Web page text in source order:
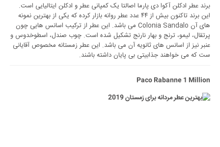
برند عطر ادکلن آکوا دی پارما اصالتا یک کمپانی عطر و ادکلن ایتالیایی است.
این برند تاکنون بیش از ۴۴ عدد عطر روانه بازار کرده که یکی از بهترین نمونه
های آن Colonia Sandalo می باشد. این عطر از ترکیب اسانس هایی چون
پرتقال، لیمو، ترنج و بهار نارنج تشکیل شده است. چوب صندل، اسطوخدوس و
عنبر نیز از اسانس های ثانویه آن می باشد. این عطر زمستانه مخصوص آقایانی
ست که می خواهند جذابیتی بی پایان داشته باشند.
Paco Rabanne 1 Million